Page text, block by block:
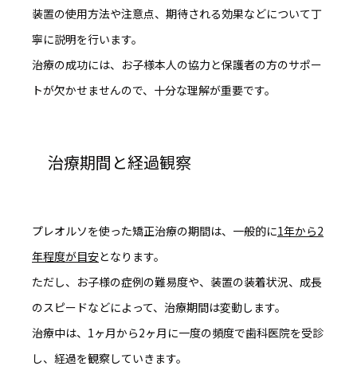
装置の使用方法や注意点、期待される効果などについて丁
寧に説明を行います。
治療の成功には、お子様本人の協力と保護者の方のサポー
トが欠かせませんので、十分な理解が重要です。
治療期間と経過観察
プレオルソを使った矯正治療の期間は、 一般的に1年から2
年程度が目安となります。
ただし、お子様の症例の難易度や、装置の装着状況、成長
のスピードなどによって、治療期間は変動します。
治療中は、1ヶ月から2ヶ月に一度の頻度で歯科医院を受診
し、経過を観察していきます。